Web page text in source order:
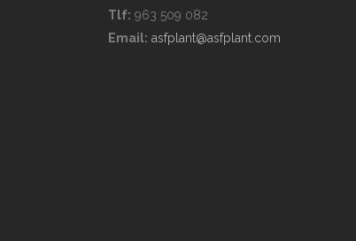
Tlf: 963 509 082
Email: asfplant@asfplant.com